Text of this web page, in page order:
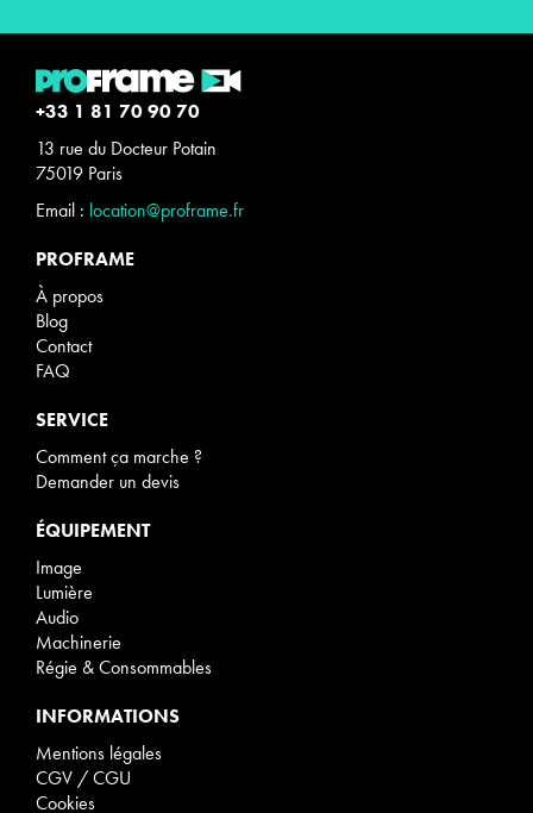
+33 1 81 70 90 70
13 rue du Docteur Potain
75019 Paris
Email : location@proframe.fr
PROFRAME
À propos
Blog
Contact
FAQ
SERVICE
Comment ça marche ?
Demander un devis
ÉQUIPEMENT
Image
Lumière
Audio
Machinerie
Régie & Consommables
INFORMATIONS
Mentions légales
CGV / CGU
Cookies